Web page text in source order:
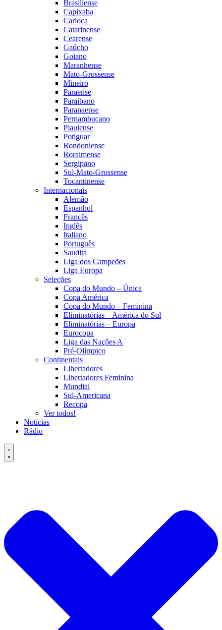
Brasiliense
Capixaba
Carioca
Catarinense
Cearense
Gaúcho
Goiano
Maranhense
Mato-Grossense
Mineiro
Paraense
Paraibano
Paranaense
Pernambucano
Piauiense
Potiguar
Rondoniense
Roraimense
Sergipano
Sul-Mato-Grossense
Tocantinense
Internacionais
Alemão
Espanhol
Francês
Inglês
Italiano
Português
Saudita
Liga dos Campeões
Liga Europa
Seleções
Copa do Mundo – Única
Copa América
Copa do Mundo – Feminina
Eliminatórias – América do Sul
Eliminatórias – Europa
Eurocopa
Liga das Nações A
Pré-Olímpico
Continentais
Libertadores
Libertadores Feminina
Mundial
Sul-Americana
Recopa
Ver todos!
Notícias
Rádio